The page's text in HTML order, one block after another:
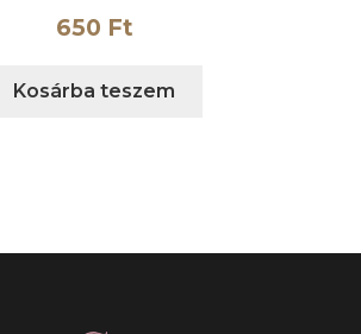
650 Ft
Kosárba teszem